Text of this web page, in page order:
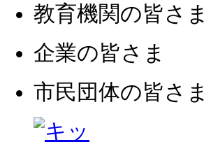
教育機関の皆さま
企業の皆さま
市民団体の皆さま